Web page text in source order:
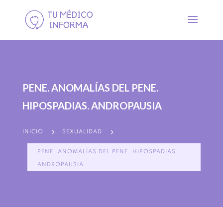
PENE. ANOMALÍAS DEL PENE.
HIPOSPADIAS. ANDROPAUSIA
INICIO 5 SEXUALIDAD 5
PENE. ANOMALÍAS DEL PENE. HIPOSPADIAS.
ANDROPAUSIA